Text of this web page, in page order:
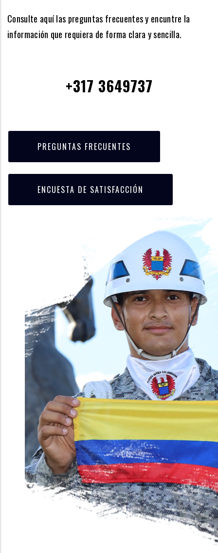
Consulte aquí las preguntas frecuentes y encuntre la
información que requiera de forma clara y sencilla.
+317 3649737
PREGUNTAS FRECUENTES
ENCUESTA DE SATISFACCIÓN